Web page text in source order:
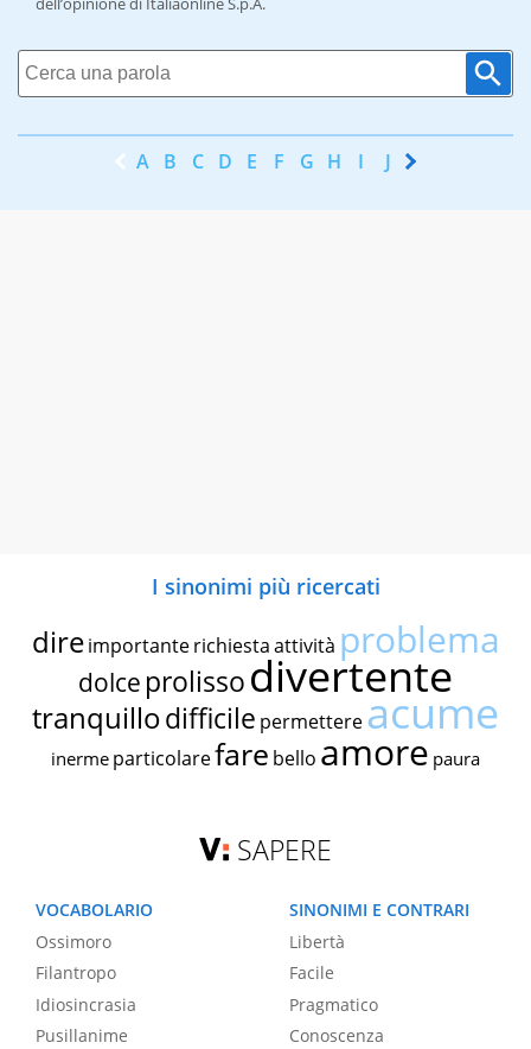
A B C D E F G H I J K
I sinonimi più ricercati
dire importante richiestaattività problema
dolce prolissodivertente
tranquillodifficile permettereacume
inerme particolarefare bello amore paura
SAPERE
VOCABOLARIO
Ossimoro
Filantropo
Idiosincrasia
Pusillanime
SINONIMI E CONTRARI
Libertà
Facile
Pragmatico
Conoscenza